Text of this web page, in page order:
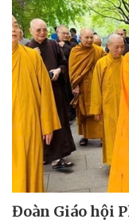
Đoàn Giáo hội